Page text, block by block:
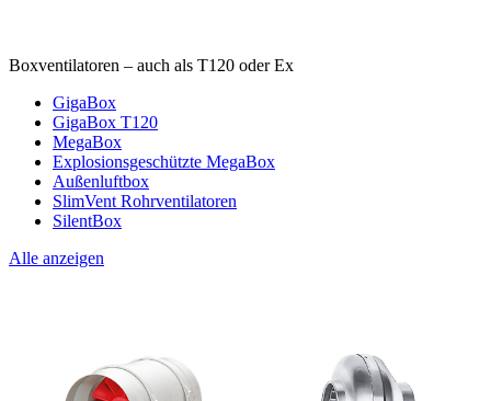
Boxventilatoren – auch als T120 oder Ex
GigaBox
GigaBox T120
MegaBox
Explosionsgeschützte MegaBox
Außenluftbox
SlimVent Rohrventilatoren
SilentBox
Alle anzeigen